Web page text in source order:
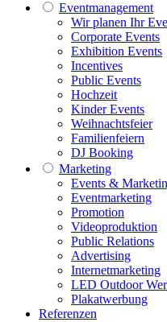
Eventmanagement
Wir planen Ihr
Corporate Events
Exhibition Events
Incentives
Public Events
Hochzeit
Kinder Events
Weihnachtsfeier
Familienfeiern
DJ Booking
Marketing
Events &
Eventmarketing
Promotion
Videoproduktion
Public Relations
Advertising
Internetmarketing
LED Outdoor
Plakatwerbung
Referenzen